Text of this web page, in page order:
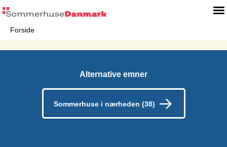
Forside
Alternative emner
Sommerhuse i nærheden (38)